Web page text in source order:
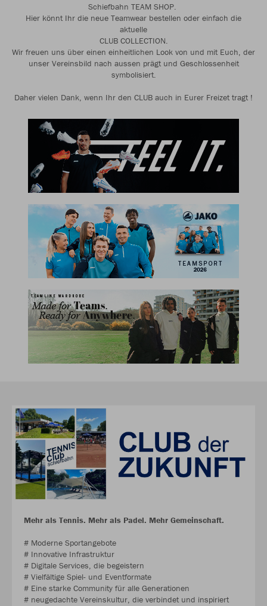
Schiefbahn TEAM SHOP.
Hier könnt Ihr die neue Teamwear bestellen oder einfach die
aktuelle
CLUB COLLECTION.
Wir freuen uns über einen einheitlichen Look von und mit Euch, der
unser Vereinsbild nach aussen prägt und Geschlossenheit
symbolisiert.
Daher vielen Dank, wenn Ihr den CLUB auch in Eurer Freizet tragt !
Mehr als Tennis. Mehr als Padel. Mehr Gemeinschaft.
# Moderne Sportangebote
# Innovative Infrastruktur
# Digitale Services, die begeistern
# Vielfältige Spiel- und Eventformate
# Eine starke Community für alle Generationen
# neugedachte Vereinskultur, die verbindet und inspiriert